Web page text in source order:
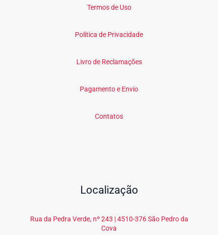
Termos de Uso
Política de Privacidade
Livro de Reclamações
Pagamento e Envio
Contatos
Localização
Rua da Pedra Verde, nº 243 | 4510-376 São Pedro da
Cova